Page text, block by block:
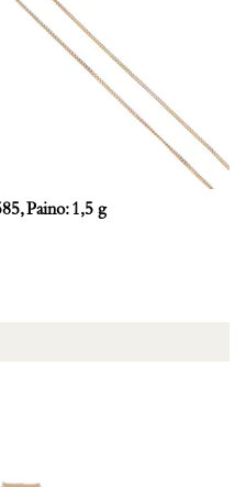
Paino: 1,5 g